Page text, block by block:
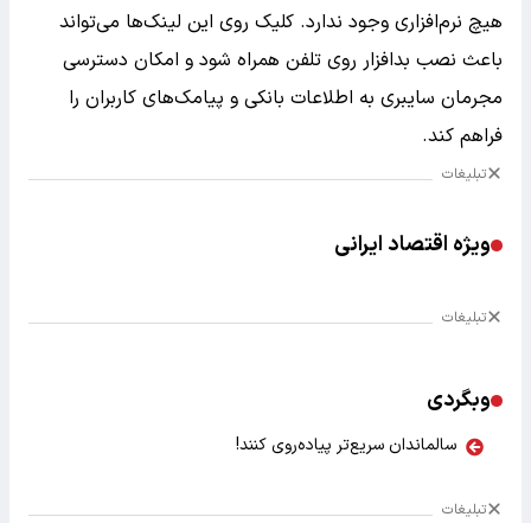
هیچ نرم‌افزاری وجود ندارد. کلیک روی این لینک‌ها می‌تواند
باعث نصب بدافزار روی تلفن همراه شود و امکان دسترسی
مجرمان سایبری به اطلاعات بانکی و پیامک‌های کاربران را
فراهم کند.
تبلیغات
ویژه اقتصاد ایرانی
تبلیغات
وبگردی
سالماندان سریع‌تر پیاده‌روی کنند!
تبلیغات